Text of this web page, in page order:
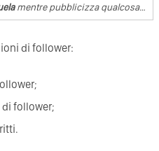
mentre pubblicizza qualcosa…
di follower:
di follower;